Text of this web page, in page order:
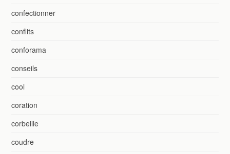
confectionner
conflits
conforama
conseils
cool
coration
corbeille
coudre